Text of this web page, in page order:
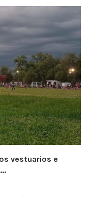
vestuarios e